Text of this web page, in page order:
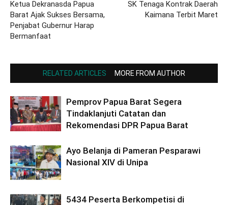
Ketua Dekranasda Papua
Barat Ajak Sukses Bersama,
Penjabat Gubernur Harap
Bermanfaat
SK Tenaga Kontrak Daerah
Kaimana Terbit Maret
RELATED ARTICLES MORE FROM AUTHOR
Pemprov Papua Barat Segera
Tindaklanjuti Catatan dan
Rekomendasi DPR Papua Barat
Ayo Belanja di Pameran Pesparawi
Nasional XIV di Unipa
5434 Peserta Berkompetisi di